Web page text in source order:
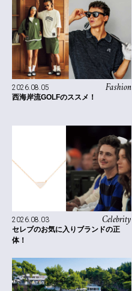
Fashion
2026.08.05
西海岸流GOLFのススメ！
Celebrity
2026.08.03
セレブのお気に入りブランドの正
体！